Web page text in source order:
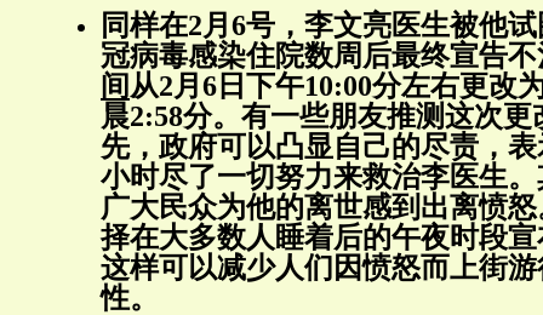
同样在2月6号，李文亮医生被他
冠病毒感染住院数周后最终宣告
间 从2月6日下午10:00分左右更改
晨2:58分。有一些朋友推测这次
先，政府可以凸显自己的尽责，
小时尽了一切努力来救治李医生
广大民众为他的离世感到出离愤
择在大多数人睡着后的午夜时段
这样可以减少人们因愤怒而上街
性。